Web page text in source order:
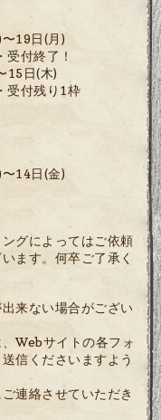
19日(月)
受付終了！
15日(木)
受付残り1枠
14日(金)
グによってはご依頼
ます。何卒ご了承く
来ない場合がござい
Webサイトの各フォ
信くださいますよう
連絡させていただき